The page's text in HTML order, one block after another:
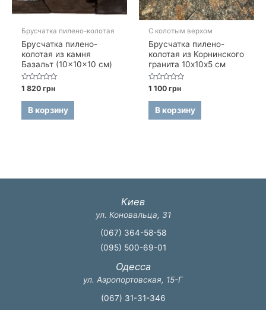
Брусчатка пилено-колотая
Брусчатка пилено-
колотая из камня
Базальт (10×10×10 см)
Оценка
0
из
1 820грн
В корзину
С колотым верхом
Брусчатка пилено-
колотая из Корнинского
гранита 10х10х5 см
Оценка
0
из
1 100грн
В корзину
Киев
ул. Коновальца, 31
(067) 364-58-58
(095) 500-69-01
Одесса
ул. Аэропортовская, 15-Г
(067) 31-31-346